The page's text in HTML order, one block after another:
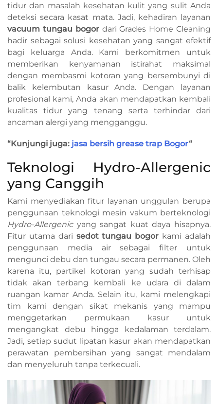
tidur dan masalah kesehatan kulit yang sulit Anda
deteksi secara kasat mata. Jadi, kehadiran layanan
vacuum tungau bogordari Grades Home Cleaning
hadir sebagai solusi kesehatan yang sangat efektif
bagi keluarga Anda. Kami berkomitmen untuk
memberikan kenyamanan istirahat maksimal
dengan membasmi kotoran yang bersembunyi di
balik kelembutan kasur Anda. Dengan layanan
profesional kami, Anda akan mendapatkan kembali
kualitas tidur yang tenang serta terhindar dari
ancaman alergi yang mengganggu.
“Kunjungi juga: jasa bersih grease trap Bogor“
Teknologi Hydro-Allergenic
yang Canggih
Kami menyediakan fitur layanan unggulan berupa
penggunaan teknologi mesin vakum berteknologi
Hydro-Allergenicyang sangat kuat daya hisapnya.
Fitur utama dari sedot tungau bogor kami adalah
penggunaan media air sebagai filter untuk
mengunci debu dan tungau secara permanen. Oleh
karena itu, partikel kotoran yang sudah terhisap
tidak akan terbang kembali ke udara di dalam
ruangan kamar Anda. Selain itu, kami melengkapi
tim kami dengan sikat mekanis yang mampu
menggetarkan permukaan kasur untuk
mengangkat debu hingga kedalaman terdalam.
Jadi, setiap sudut lipatan kasur akan mendapatkan
perawatan pembersihan yang sangat mendalam
dan menyeluruh tanpa terkecuali.